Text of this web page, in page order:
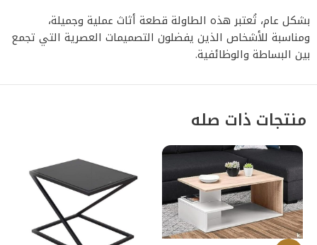
بشكل عام، تُعتبر هذه الطاولة قطعة أثاث عملية وجميلة،
ومناسبة للأشخاص الذين يفضلون التصميمات العصرية التي تجمع
بين البساطة والوظائفية.
منتجات ذات صله